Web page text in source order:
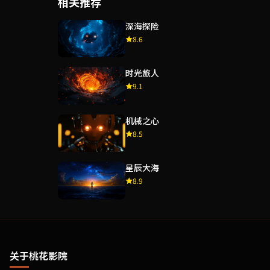
深海探险
8.6
时光旅人
9.1
机械之心
8.5
星辰大海
8.9
关于桃花影院